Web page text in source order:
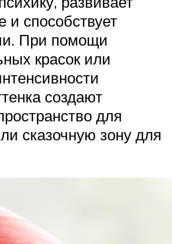
и способствует
При помощи
красок или
создают
для
сказочную зону для